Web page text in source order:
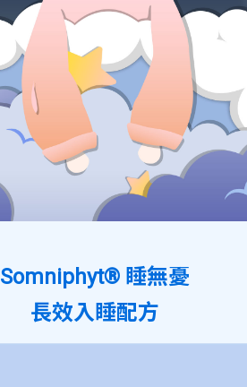
Somniphyt® 睡無憂
長效入睡配方